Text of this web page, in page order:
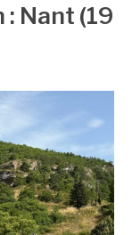
: Nant (19